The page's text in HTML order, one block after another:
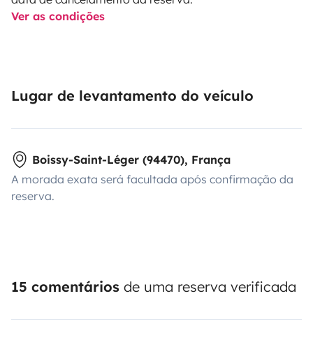
Ver as condições
Lugar de levantamento do veículo
Boissy-Saint-Léger (94470), França
A morada exata será facultada após confirmação da
reserva.
15 comentários de uma reserva verificada